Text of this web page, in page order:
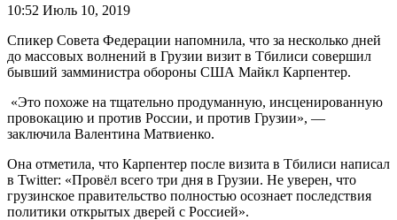
10:52 Июль 10, 2019
Спикер Совета Федерации напомнила, что за несколько дней
до массовых волнений в Грузии визит в Тбилиси совершил
бывший замминистра обороны США Майкл Карпентер.
«Это похоже на тщательно продуманную, инсценированную
провокацию и против России, и против Грузии», —
заключила Валентина Матвиенко.
Она отметила, что Карпентер после визита в Тбилиси написал
в Twitter: «Провёл всего три дня в Грузии. Не уверен, что
грузинское правительство полностью осознает последствия
политики открытых дверей с Россией».